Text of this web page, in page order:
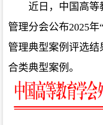
近日，中国高
管理分会公布2025
管理典型案例评选
合类典型案例。